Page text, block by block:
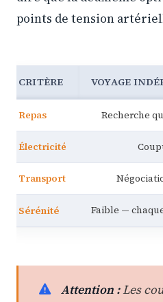
points de tension
CRITÈRE VOYAGE
Repas Recherche
Électricité
Transport
Sérénité Faible —
Attention :Les